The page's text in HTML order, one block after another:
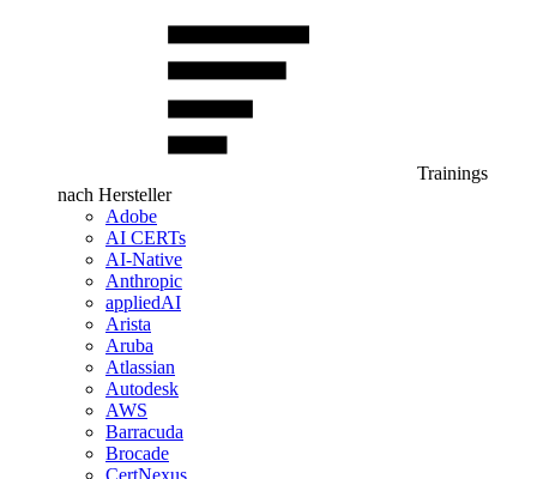
Trainings
nach Hersteller
Adobe
AI CERTs
AI-Native
Anthropic
appliedAI
Arista
Aruba
Atlassian
Autodesk
AWS
Barracuda
Brocade
CertNexus